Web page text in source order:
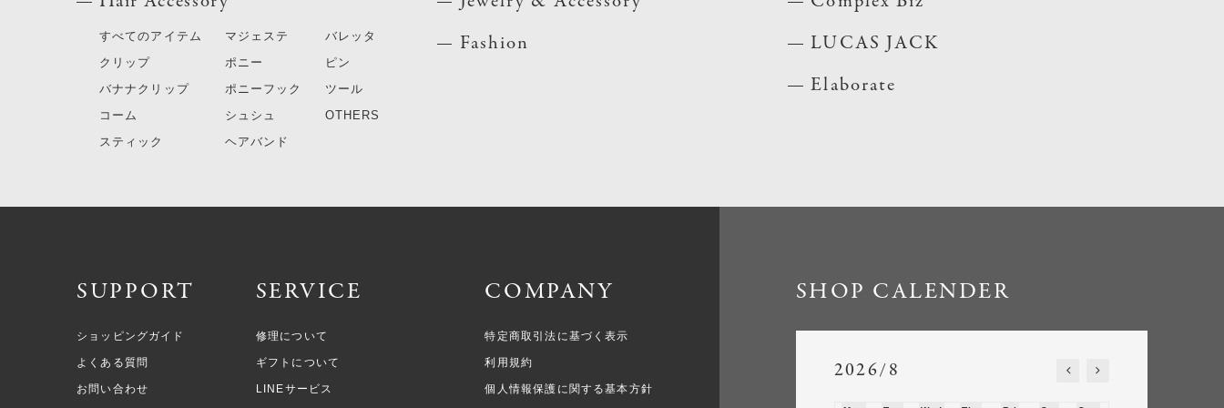
すべてのアイテム
クリップ
バナナクリップ
コーム
スティック
マジェステ
ポニー
ポニーフック
シュシュ
ヘアバンド
バレッタ
ピン
ツール
OTHERS
Fashion
LUCAS JACK
Elaborate
SUPPORT
ショッピングガイド
よくある質問
お問い合わせ
SERVICE
修理について
ギフトについて
LINEサービス
COMPANY
特定商取引法に基づく表示
利用規約
個人情報保護に関する基本方針
SHOP CALENDER
2026/8